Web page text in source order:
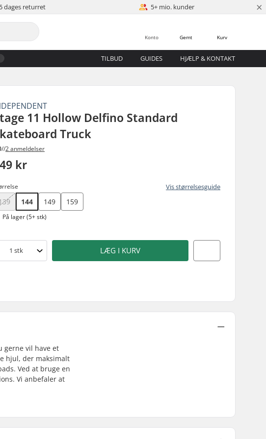
dages returret 5+ mio. kunder ×
Kurv
Gemt
Konto
TILBUD GUIDES HJÆLP & KONTAKT
11 Hollow Delfino Standard
Truck
//2 anmeldelser
kr
Vis størrelsesguide
144 149 159
På lager (5+ stk)
1 stk LÆG I KURV
gerne vil have et
hjul, der maksimalt
Ved at bruge en
Vi anbefaler at